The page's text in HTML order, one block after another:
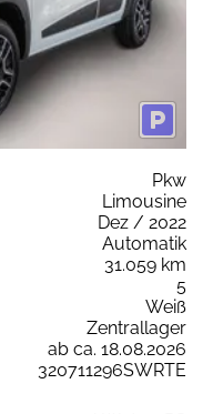
Pkw
Limousine
Dez / 2022
Automatik
31.059 km
5
Weiß
Zentrallager
ab ca. 18.08.2026
320711296SWRTE